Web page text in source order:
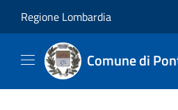
Regione Lombardia
Comune di